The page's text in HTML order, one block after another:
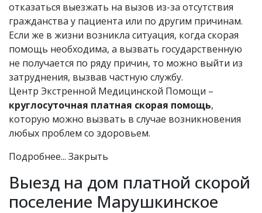
отказаться выезжать на вызов из-за отсутствия
гражданства у пациента или по другим причинам.
Если же в жизни возникла ситуация, когда скорая
помощь необходима, а вызвать государственную
не получается по ряду причин, то можно выйти из
затруднения, вызвав частную службу.
Центр Экстренной Медицинской Помощи –
круглосуточная платная скорая помощь,
которую можно вызвать в случае возникновения
любых проблем со здоровьем.
Подробнее... Закрыть
Выезд на дом платной скорой
поселение Марушкинское